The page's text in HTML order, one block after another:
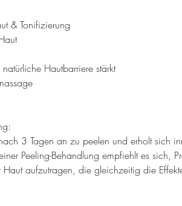
& Tonifizierung
Hautbarriere stärkt
3 Tagen an zu peelen und erholt sich
Peeling-Behandlung empfiehlt es sich,
Haut aufzutragen, die gleichzeitig die